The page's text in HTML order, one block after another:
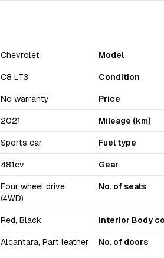
Chevrolet Model
C8 LT3 Condition
No warranty Price
2021 Mileage (km)
Sports car Fuel type
481cv Gear
Four wheel drive
(4WD)
No. of seats
Red, Black Interior Body
Alcantara, Part leather No. of doors